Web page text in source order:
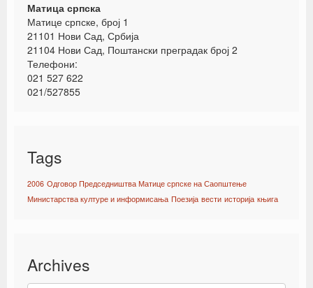
Матица српска
Матице српске, број 1
21101 Нови Сад, Србија
21104 Нови Сад, Поштански преградак број 2
Телефони:
021 527 622
021/527855
Tags
2006 Одговор Председништва Матице српске на Саопштење
Министарства културе и информисања Поезија вести историја књига
Archives